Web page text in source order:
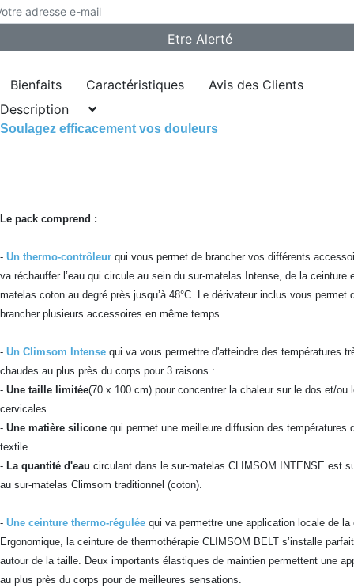
Bienfaits Caractéristiques
Avis des Clients
Description
Soulagez efficacement vos douleurs
Le pack comprend :
- Un thermo-contrôleur qui vous permet de brancher vos différents
va réchauffer l’eau qui circule au sein du sur-matelas Intense, de la ceinture
matelas coton au degré près jusqu’à 48°C. Le dérivateur inclus vous permet
brancher plusieurs accessoires en même temps.
- Un Climsom Intense qui va vous permettre d'atteindre des températures
chaudes au plus près du corps pour 3 raisons :
- Une taille limitée(70 x 100 cm) pour concentrer la chaleur sur le dos et/ou
cervicales
- Une matière silicone qui permet une meilleure diffusion des températures
textile
- La quantité d'eau circulant dans le sur-matelas CLIMSOM INTENSE est
au sur-matelas Climsom traditionnel (coton).
- Une ceinture thermo-régulée qui va permettre une application locale de la
Ergonomique, la ceinture de thermothérapie CLIMSOM BELT s’installe
autour de la taille. Deux importants élastiques de maintien permettent une
au plus près du corps pour de meilleures sensations.